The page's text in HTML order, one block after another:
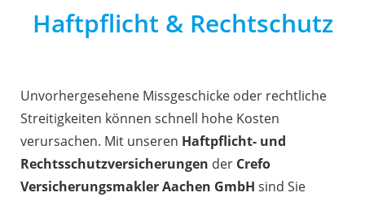
Haftpflicht & Rechtschutz
Unvorhergesehene Missgeschicke oder rechtliche
Streitigkeiten können schnell hohe Kosten
verursachen. Mit unseren Haftpflicht- und
Rechtsschutzversicherungen der Crefo
Versicherungsmakler Aachen GmbH sind Sie